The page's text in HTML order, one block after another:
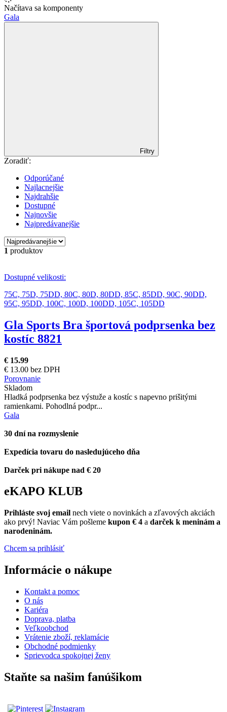
Načítava sa komponenty
Gala
Filtry
Zoradiť:
Odporúčané
Najlacnejšie
Najdrahšie
Dostupné
Najnovšie
Najpredávanejšie
1 produktov
Dostupné velikosti:
75C, 75D, 75DD, 80C, 80D, 80DD, 85C, 85DD, 90C, 90DD,
95C, 95DD, 100C, 100D, 100DD, 105C, 105DD
Gla Sports Bra športová podprsenka bez
kostíc 8821
€ 15.99
€ 13.00 bez DPH
Porovnanie
Skladom
Hladká podprsenka bez výstuže a kostíc s napevno prišitými
ramienkami. Pohodlná podpr...
Gala
30 dní na rozmyslenie
Expedícia tovaru do nasledujúceho dňa
Darček pri nákupe nad € 20
eKAPO KLUB
Prihláste svoj email nech viete o novinkách a zľavových akciách
ako prvý! Naviac Vám pošleme kupon € 4 a darček k meninám a
narodeninám.
Chcem sa prihlásiť
Informácie o nákupe
Kontakt a pomoc
O nás
Kariéra
Doprava, platba
Veľkoobchod
Vrátenie zboží, reklamácie
Obchodné podmienky
Sprievodca spokojnej ženy
Staňte sa našim fanúšikom